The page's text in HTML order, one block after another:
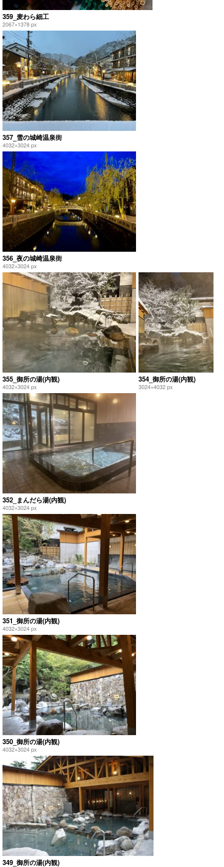
359_麦わら細工
2067×1378 px
357_雪の城崎温泉街
4032×3024 px
356_夜の城崎温泉街
4032×3024 px
355_御所の湯(内観)
4032×3024 px
354_御所の湯(内観)
3024×4032 px
352_まんだら湯(内観)
4032×3024 px
351_御所の湯(内観)
4032×3024 px
350_御所の湯(内観)
4032×3024 px
349_御所の湯(内観)